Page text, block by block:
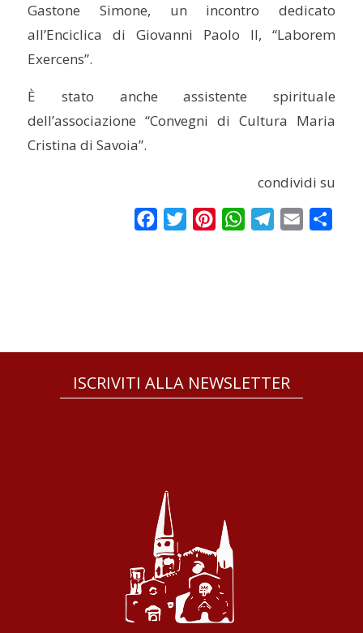
Gastone Simone, un incontro dedicato
all’Enciclica di Giovanni Paolo II, “Laborem
Exercens”.
È stato anche assistente spirituale
dell’associazione “Convegni di Cultura Maria
Cristina di Savoia”.
condividi su
FacebookTwitterPinterestWhatsAppTelegram
Email
ISCRIVITI ALLA NEWSLETTER